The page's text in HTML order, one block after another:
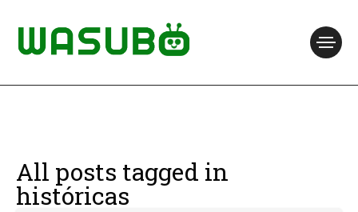
All posts tagged in
históricas